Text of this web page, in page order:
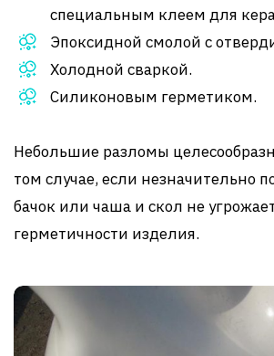
специальным клеем для
Эпоксидной смолой с
Холодной сваркой.
Силиконовым герметиком.
Небольшие разломы
том случае, если незначительно
бачок или чаша и скол не
герметичности изделия.